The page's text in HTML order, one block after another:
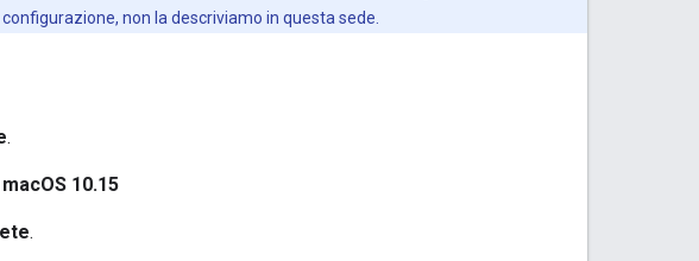
non la descriviamo in questa sede.
.
10.15
.